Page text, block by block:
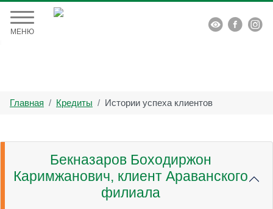
 
МЕНЮ
Главная Кредиты Истории успеха клиентов
Бекназаров Боходиржон
Каримжанович, клиент Араванского
филиала